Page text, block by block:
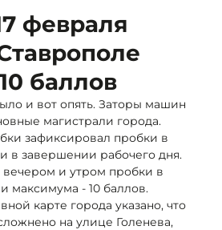
февраля
баллов
и вот опять. Заторы машин
магистрали города.
зафиксировал пробки в
в завершении рабочего дня.
и утром пробки в
максимума - 10 баллов.
карте города указано, что
на улице Голенева,